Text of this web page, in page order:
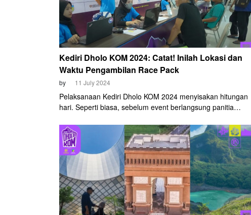
Kediri Dholo KOM 2024: Catat! Inilah Lokasi dan
Waktu Pengambilan Race Pack
by 11 July 2024
Pelaksanaan Kediri Dholo KOM 2024 menyisakan hitungan
hari. Seperti biasa, sebelum event berlangsung panitia
balapan. Kali ini pengambilan racepack akan dilakukan di
Semeru Ballroom, Fave Hotel pada Sabtu, 13 Juli 2024.
Kegiatan ini akan mulai dibuka pukul 10.00 WIB dan ditutup
pukul 21.00 WIB.